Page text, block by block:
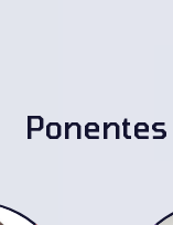
Ponentes